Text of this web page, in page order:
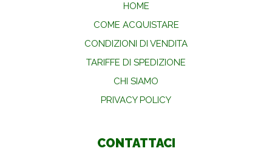
HOME
COME ACQUISTARE
CONDIZIONI DI VENDITA
TARIFFE DI SPEDIZIONE
CHI SIAMO
PRIVACY POLICY
CONTATTACI